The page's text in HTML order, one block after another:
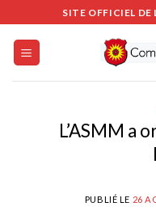
au
contenu
SITE OFFICIEL
L’ASMM a
PUBLIÉ LE 26